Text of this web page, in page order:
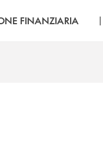
FINANZIARIA |